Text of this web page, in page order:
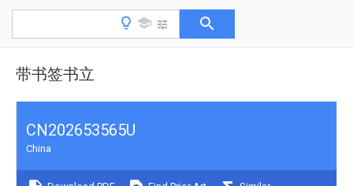
带书签书立
CN202653565U
China